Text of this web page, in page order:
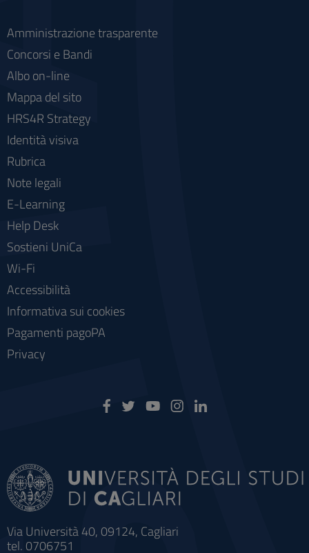
Via Università 40, 09124, Cagliari
tel. 0706751
Amministrazione trasparente
Concorsi e Bandi
Albo on-line
Mappa del sito
HRS4R Strategy
Identità visiva
Rubrica
Note legali
E-Learning
Help Desk
Sostieni UniCa
Wi-Fi
Accessibilità
Informativa sui cookies
Pagamenti pagoPA
Privacy